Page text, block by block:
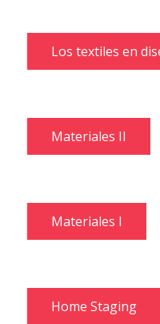
Los textiles en
Materiales II
Materiales I
Home Staging